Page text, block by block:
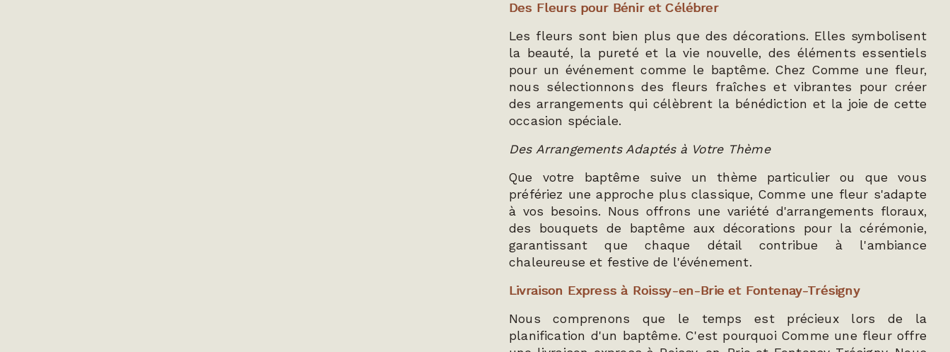
Des Fleurs pour Bénir et Célébrer
Les fleurs sont bien plus que des décorations. Elles symbolisent
la beauté, la pureté et la vie nouvelle, des éléments essentiels
pour un événement comme le baptême. Chez Comme une fleur,
nous sélectionnons des fleurs fraîches et vibrantes pour créer
des arrangements qui célèbrent la bénédiction et la joie de cette
occasion spéciale.
Des Arrangements Adaptés à Votre Thème
Que votre baptême suive un thème particulier ou que vous
préfériez une approche plus classique, Comme une fleur s'adapte
à vos besoins. Nous offrons une variété d'arrangements floraux,
des bouquets de baptême aux décorations pour la cérémonie,
garantissant que chaque détail contribue à l'ambiance
chaleureuse et festive de l'événement.
Livraison Express à Roissy-en-Brie et Fontenay-Trésigny
Nous comprenons que le temps est précieux lors de la
planification d'un baptême. C'est pourquoi Comme une fleur offre